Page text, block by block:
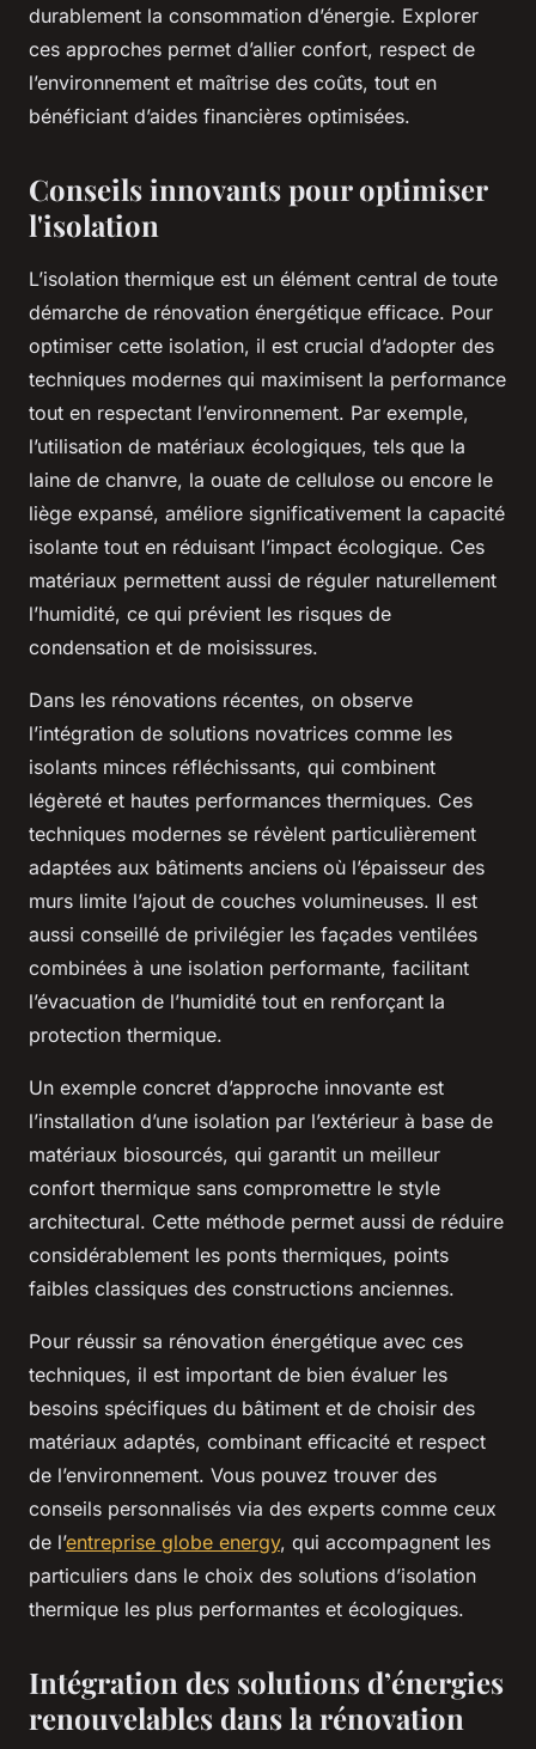
durablement la consommation d’énergie. Explorer
ces approches permet d’allier confort, respect de
l’environnement et maîtrise des coûts, tout en
bénéficiant d’aides financières optimisées.
Conseils innovants pour optimiser
l'isolation
L’isolation thermique est un élément central de toute
démarche de rénovation énergétique efficace. Pour
optimiser cette isolation, il est crucial d’adopter des
techniques modernes qui maximisent la performance
tout en respectant l’environnement. Par exemple,
l’utilisation de matériaux écologiques, tels que la
laine de chanvre, la ouate de cellulose ou encore le
liège expansé, améliore significativement la capacité
isolante tout en réduisant l’impact écologique. Ces
matériaux permettent aussi de réguler naturellement
l’humidité, ce qui prévient les risques de
condensation et de moisissures.
Dans les rénovations récentes, on observe
l’intégration de solutions novatrices comme les
isolants minces réfléchissants, qui combinent
légèreté et hautes performances thermiques. Ces
techniques modernes se révèlent particulièrement
adaptées aux bâtiments anciens où l’épaisseur des
murs limite l’ajout de couches volumineuses. Il est
aussi conseillé de privilégier les façades ventilées
combinées à une isolation performante, facilitant
l’évacuation de l’humidité tout en renforçant la
protection thermique.
Un exemple concret d’approche innovante est
l’installation d’une isolation par l’extérieur à base de
matériaux biosourcés, qui garantit un meilleur
confort thermique sans compromettre le style
architectural. Cette méthode permet aussi de réduire
considérablement les ponts thermiques, points
faibles classiques des constructions anciennes.
Pour réussir sa rénovation énergétique avec ces
techniques, il est important de bien évaluer les
besoins spécifiques du bâtiment et de choisir des
matériaux adaptés, combinant efficacité et respect
de l’environnement. Vous pouvez trouver des
conseils personnalisés via des experts comme ceux
de l’entreprise globe energy, qui accompagnent les
particuliers dans le choix des solutions d’isolation
thermique les plus performantes et écologiques.
Intégration des solutions d’énergies
renouvelables dans la rénovation